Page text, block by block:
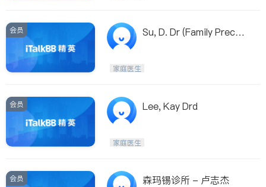
Oshawa
Niagara Falls
Pickering
Concord
Port Perry
King
会员
Su, D. Dr (Family Prectic
家庭医生
会员 Lee, Kay Drd
家庭医生
会员 森玛锡诊所 - 卢志杰